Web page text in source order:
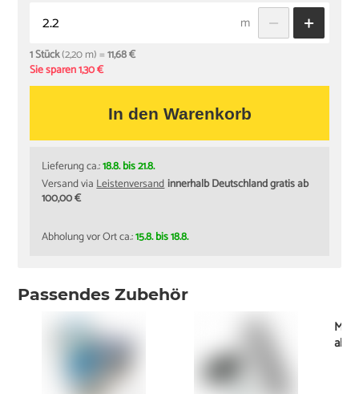
m
1 Stück(2,20 m) =11,68 €
Sie sparen 1,30 €
In den Warenkorb
Lieferung ca.:18.8. bis 21.8.
Versand viaLeistenversandinnerhalb Deutschland gratis ab
100,00 €
Abholung vor Ort ca.:15.8. bis 18.8.
Passendes Zubehör
ab